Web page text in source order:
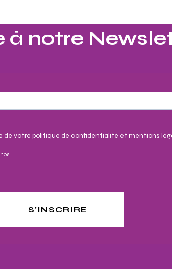
à notre
de votre politique de confidentialité et mentions
S'INSCRIRE